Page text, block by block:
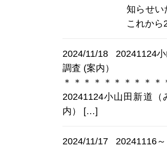
知らせい
これか
2024/11/18
20241124
調査 (案内）
＊＊＊＊＊＊＊＊＊
20241124小山田新道
内） […]
2024/11/17
20241116